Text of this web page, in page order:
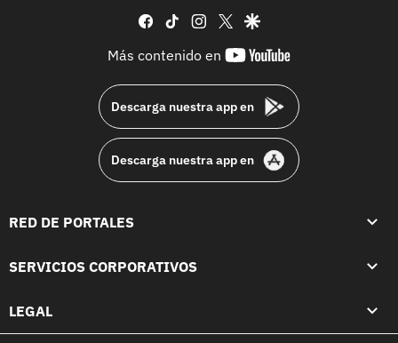
facebook
tiktok instagram
twittergoogle
Más contenido en
youtube-
Descarga nuestra app en
Descarga nuestra app en
RED DE PORTALES
SERVICIOS CORPORATIVOS
LEGAL